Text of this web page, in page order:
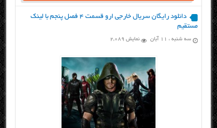
دانلود رایگان سریال خارجی ارو قسمت ۴ فصل پنجم با لینک
مستقیم
سه شنبه ، ۱۱ آبان نمایش 2,089